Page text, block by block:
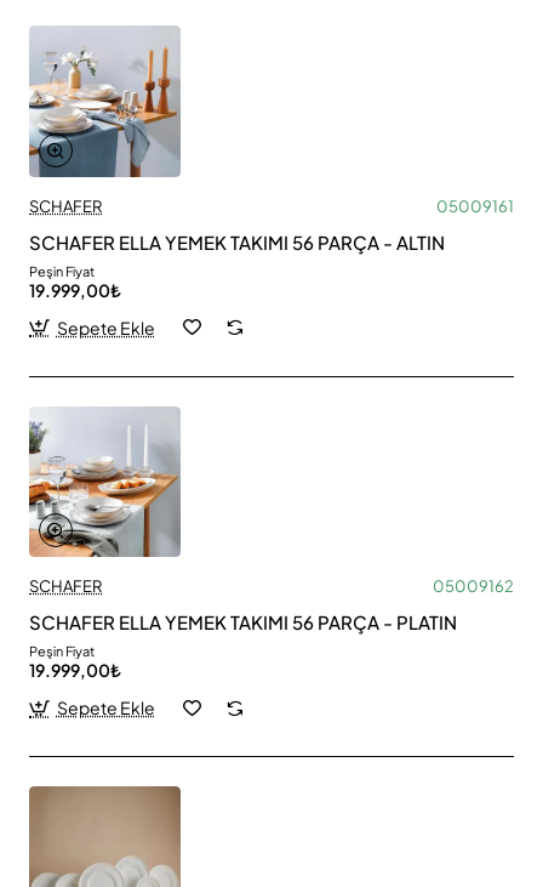
SCHAFER 05009161
SCHAFER ELLA YEMEK TAKIMI 56 PARÇA - ALTIN
Peşin Fiyat
19.999,00₺
Sepete Ekle
SCHAFER 05009162
SCHAFER ELLA YEMEK TAKIMI 56 PARÇA - PLATIN
Peşin Fiyat
19.999,00₺
Sepete Ekle